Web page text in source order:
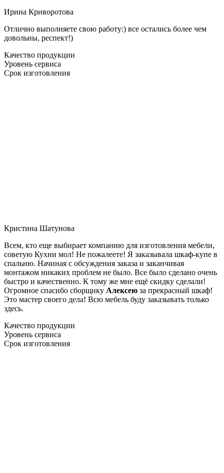
Ирина Криворотова
Отлично выполняете свою работу:) все остались более чем
довольны, респект!)
Качество продукции
Уровень сервиса
Срок изготовления
Кристина Шатунова
Всем, кто еще выбирает компанию для изготовления мебели,
советую Кухни мол! Не пожалеете! Я заказывала шкаф-купе в
спальню. Начиная с обсуждения заказа и заканчивая
монтажом никаких проблем не было. Все было сделано очень
быстро и качественно. К тому же мне ещё скидку сделали!
Огромное спасибо сборщику Алексею за прекрасный шкаф!
Это мастер своего дела! Всю мебель буду заказывать только
здесь.
Качество продукции
Уровень сервиса
Срок изготовления